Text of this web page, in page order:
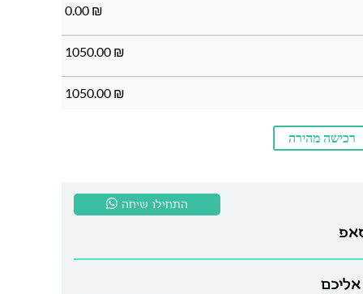
₪
0.00
₪
1050.00
₪
1050.00
רכישה מהירה
התחילו שיחה
אליכם